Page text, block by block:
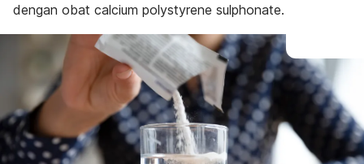
dengan obat calcium polystyrene sulphonate.